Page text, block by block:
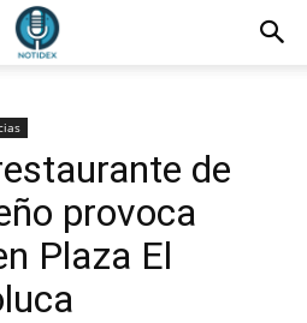
de
provoca
Plaza El